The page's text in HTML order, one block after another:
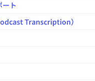
ート
Transcription）